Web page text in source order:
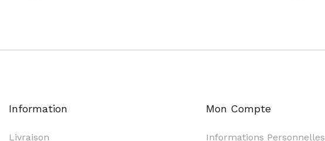
Information
Livraison
Mon Compte
Informations Personnelles